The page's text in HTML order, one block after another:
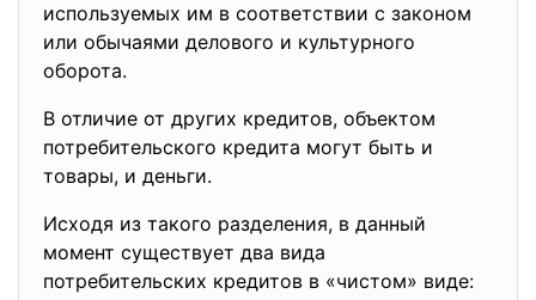
используемых им в соответствии с законом
или обычаями делового и культурного
оборота.
В отличие от других кредитов, объектом
потребительского кредита могут быть и
товары, и деньги.
Исходя из такого разделения, в данный
момент существует два вида
потребительских кредитов в «чистом» виде: